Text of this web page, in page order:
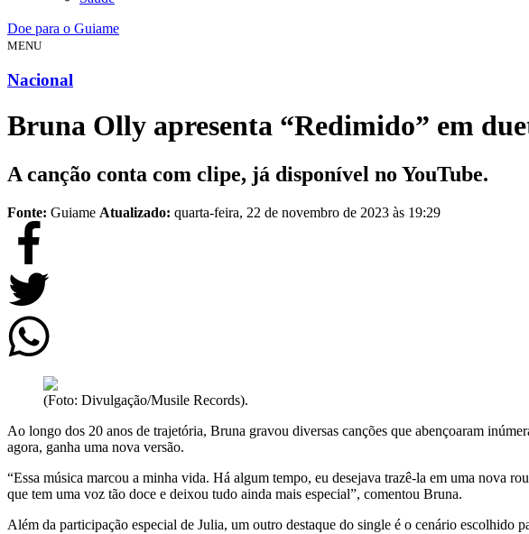
Doe para o Guiame
MENU
Nacional
Bruna Olly apresenta “Redimido” em
A canção conta com clipe, já disponível no YouTube.
Fonte: Guiame Atualizado: quarta-feira, 22 de novembro de 2023 às 19:29
(Foto: Divulgação/Musile Records).
Ao longo dos 20 anos de trajetória, Bruna gravou diversas canções que abençoaram
agora, ganha uma nova versão.
“Essa música marcou a minha vida. Há algum tempo, eu desejava trazê-la em uma nova
que tem uma voz tão doce e deixou tudo ainda mais especial”, comentou Bruna.
Além da participação especial de Julia, um outro destaque do single é o cenário escolhido